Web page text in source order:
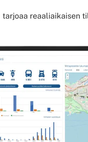
tarjoaa reaaliaikaisen